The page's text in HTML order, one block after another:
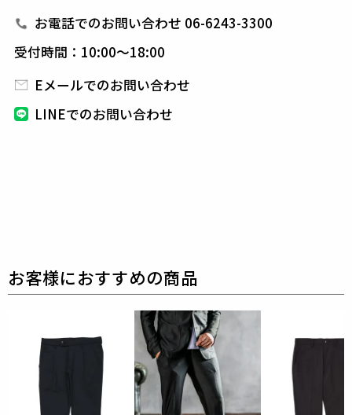
表地 : ポリエステル85% ポリウレタン15%
別布 : キュプラ100%
しなやかな伸縮性と軽量性を兼ね備えた、2WAYトリ
コットメッシュ素材。
吸水速乾・UVカット・キックバックの良いストレッ
お電話でのお問い合わせ 06-6243-3300
受付時間：10:00～18:00
Eメールでのお問い合わせ
LINEでのお問い合わせ